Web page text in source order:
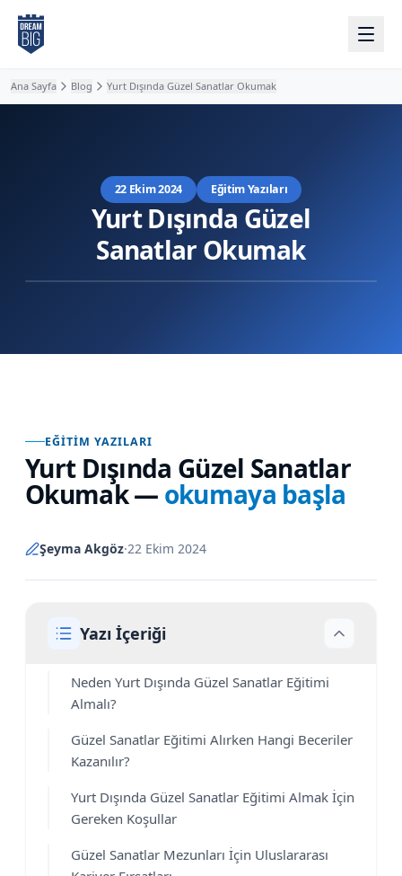
Ana içeriğe atla
Ana Sayfa Blog Yurt Dışında Güzel Sanatlar Okumak
22 Ekim 2024 Eğitim Yazıları
Yurt Dışında Güzel
Sanatlar Okumak
EĞITIM YAZILARI
Yurt Dışında Güzel Sanatlar
Okumak— okumaya başla
Şeyma Akgöz·22 Ekim 2024
Yazı İçeriği
Neden Yurt Dışında Güzel Sanatlar Eğitimi
Almalı?
Güzel Sanatlar Eğitimi Alırken Hangi Beceriler
Kazanılır?
Yurt Dışında Güzel Sanatlar Eğitimi Almak İçin
Gereken Koşullar
Güzel Sanatlar Mezunları İçin Uluslararası